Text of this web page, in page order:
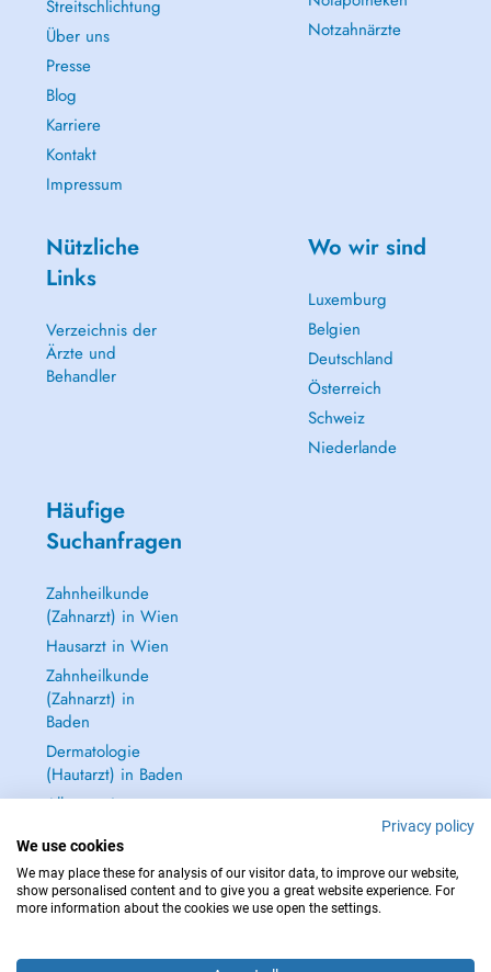
Streitschlichtung
Über uns
Presse
Blog
Karriere
Kontakt
Impressum
Notzahnärzte
Nützliche
Links
Verzeichnis der
Ärzte und
Behandler
Wo wir sind
Luxemburg
Belgien
Deutschland
Österreich
Schweiz
Niederlande
Häufige
Suchanfragen
Zahnheilkunde
(Zahnarzt) in Wien
Hausarzt in Wien
Zahnheilkunde
(Zahnarzt) in
Baden
Dermatologie
(Hautarzt) in Baden
Alle anzeigen →
IM NOTFALL WENDEN SIE SICH AN : 112
Privacy policy
We use cookies
We may place these for analysis of our visitor data, to improve our website,
show personalised content and to give you a great website experience. For
more information about the cookies we use open the settings.